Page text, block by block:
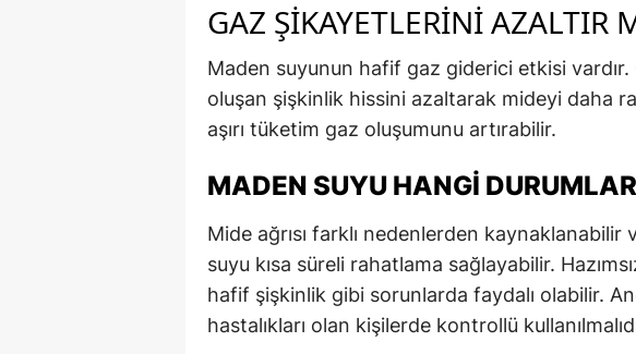
GAZ ŞIKAYETLERINI AZALTIR
Maden suyunun hafif gaz giderici etkisi vardır.
oluşan şişkinlik hissini azaltarak mideyi daha
aşırı tüketim gaz oluşumunu artırabilir.
MADEN SUYU HANGI
Mide ağrısı farklı nedenlerden kaynaklanabilir
suyu kısa süreli rahatlama sağlayabilir.
hafif şişkinlik gibi sorunlarda faydalı olabilir.
hastalıkları olan kişilerde kontrollü